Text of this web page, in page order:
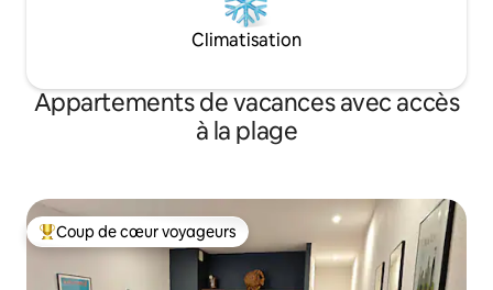
Climatisation
Appartements de vacances avec accès
à la plage
Coups de cœur voyageurs les plus appréciés
Coup de cœur voyageurs